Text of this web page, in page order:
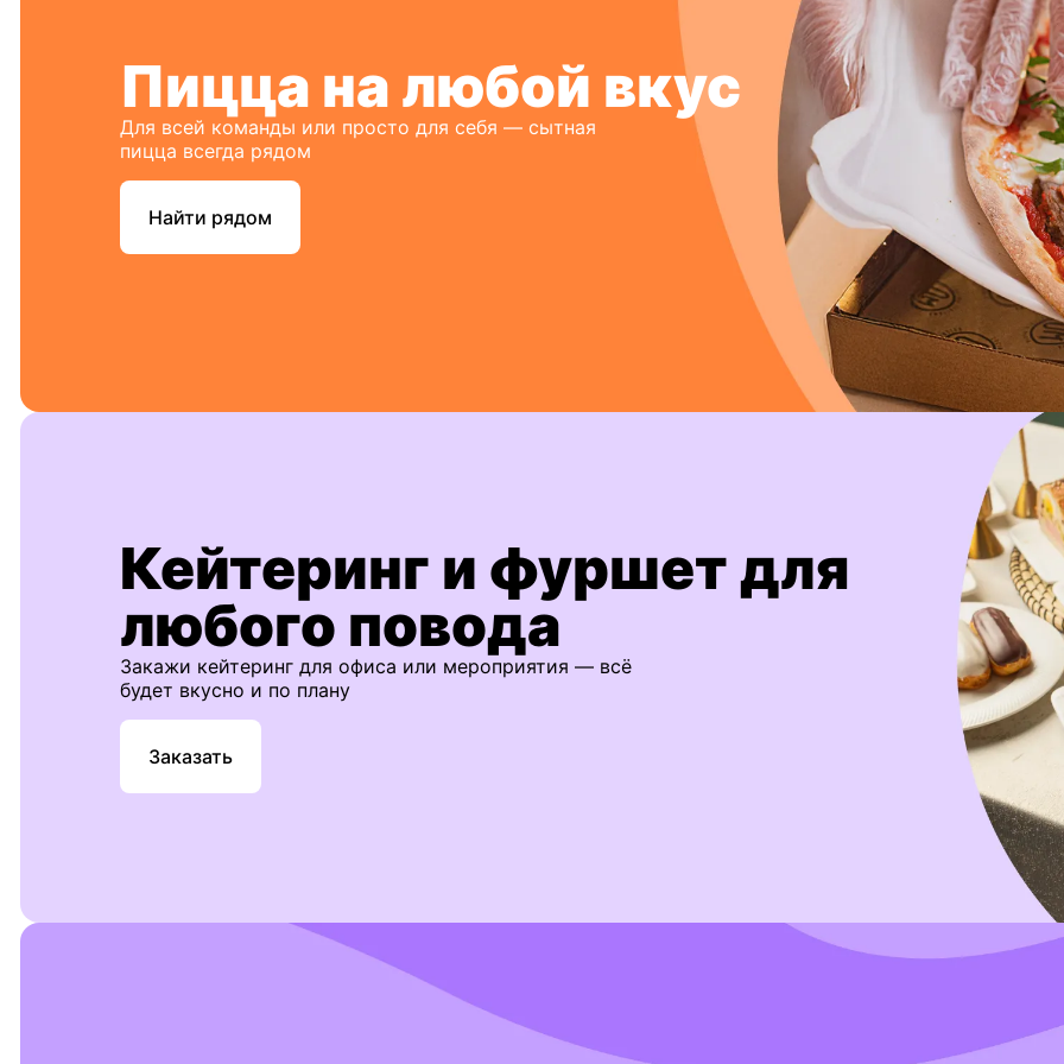
Пицца на любой вкус
Для всей команды или просто для себя — сытная
пицца всегда рядом
Найти рядом
Кейтеринг и фуршет для
любого повода
Закажи кейтеринг для офиса или мероприятия — всё
будет вкусно и по плану
Заказать